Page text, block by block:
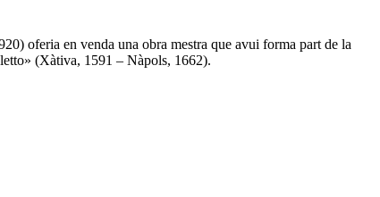
oferia en venda una obra mestra que avui forma part de la
(Xàtiva, 1591 – Nàpols, 1662).